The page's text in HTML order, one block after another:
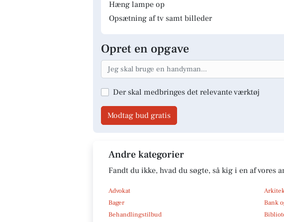
Hæng lampe op
Opsætning af tv samt billeder
Opret en opgave
Der skal medbringes det relevante værktøj
Modtag bud gratis
Andre kategorier
Fandt du ikke, hvad du søgte, så kig i en af vores
Advokat
Bager
Bank
Behandlingstilbud